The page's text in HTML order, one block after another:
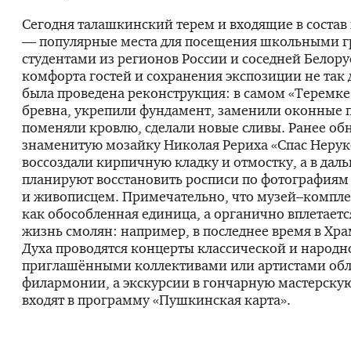
Сегодня талашкинский терем и входящие в
— популярные места для посещения школьными
студентами из регионов России и соседней
комфорта гостей и сохранения экспозиции не так
была проведена реконструкция: в самом
бревна, укрепили фундамент, заменили оконные
поменяли кровлю, сделали новые сливы. Ранее
знаменитую мозайку Николая Рериха «Спас
воссоздали кирпичную кладку и отмостку, а в
планируют восстановить росписи по
и живописцем. Примечательно, что
как обособленная единица, а органично
жизнь смолян: например, в последнее время в
Духа проводятся концерты классической и
приглашёнными коллективами или артистами
филармонии, а экскурсии в гончарную
входят в программу «Пушкинская карта».